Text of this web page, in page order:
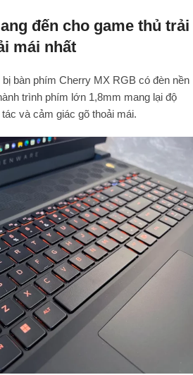
đến cho game thủ trải
mái nhất
bàn phím Cherry MX RGB có đèn nền
trình phím lớn 1,8mm mang lại độ
và cảm giác gõ thoải mái.